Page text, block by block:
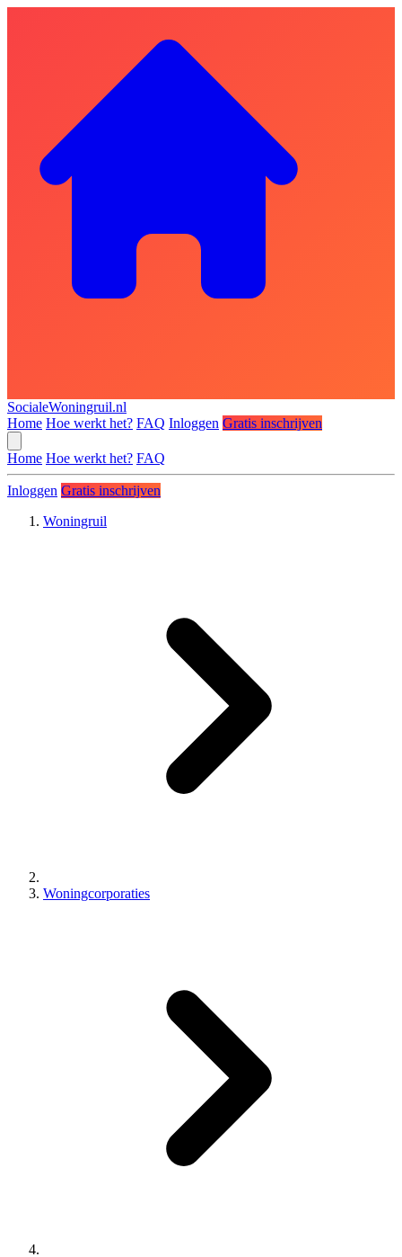
SocialeWoningruil.nl
Home Hoe werkt het? FAQ Inloggen Gratis inschrijven
Home Hoe werkt het? FAQ
Inloggen Gratis inschrijven
Woningruil
Woningcorporaties